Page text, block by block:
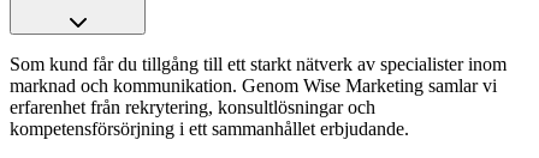
Som kund får du tillgång till ett starkt nätverk av specialister inom
marknad och kommunikation. Genom Wise Marketing samlar vi
erfarenhet från rekrytering, konsultlösningar och
kompetensförsörjning i ett sammanhållet erbjudande.